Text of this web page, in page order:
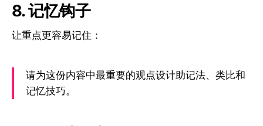
8. 记忆钩子
让重点更容易记住：
请为这份内容中最重要的观点设计助记法、类比和
记忆技巧。